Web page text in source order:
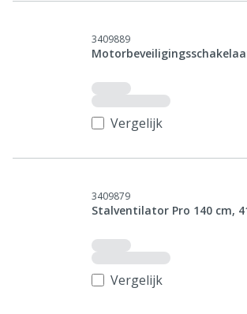
3409889
Vergelijk
3409879
Stalventilator Pro 140 cm,
Vergelijk